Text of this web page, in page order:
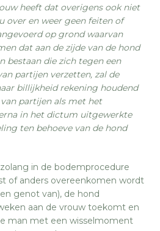
heeft dat overigens ook niet
over en weer geen feiten of
op grond waarvan
dat aan de zijde van de hond
bestaan die zich tegen een
partijen verzetten, zal de
billijkheid rekening houdend
partijen als met het
in het dictum uitgewerkte
ten behoeve van de hond
in de bodemprocedure
of anders overeenkomen wordt
genot van), de hond
aan de vrouw toekomt en
man met een wisselmoment